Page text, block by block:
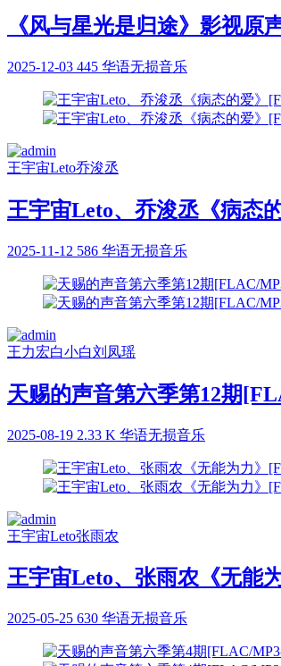
《风与星光是归途》影视
2025-12-03 445 华语无损音乐
王宇宙Leto乔浚丞
王宇宙Leto、乔浚丞《病态
2025-11-12 586 华语无损音乐
王力宏白小白刘凤瑶
天赐的声音第六季第12期
2025-08-19 2.33 K 华语无损音乐
王宇宙Leto张雨农
王宇宙Leto、张雨农《无能
2025-05-25 630 华语无损音乐